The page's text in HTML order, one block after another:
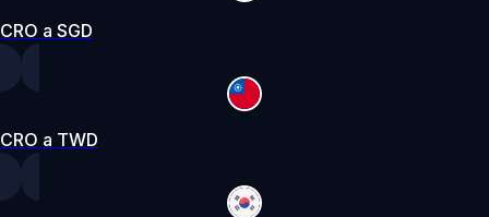
CRO a SGD
CRO a TWD